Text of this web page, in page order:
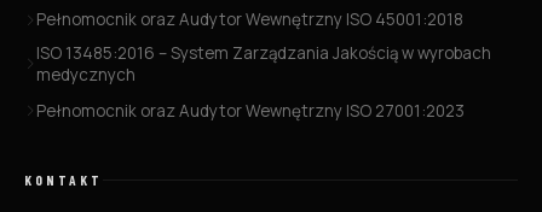
Pełnomocnik oraz Audytor Wewnętrzny ISO 45001:2018
ISO 13485:2016 – System Zarządzania Jakością w wyrobach
medycznych
Pełnomocnik oraz Audytor Wewnętrzny ISO 27001:2023
KONTAKT